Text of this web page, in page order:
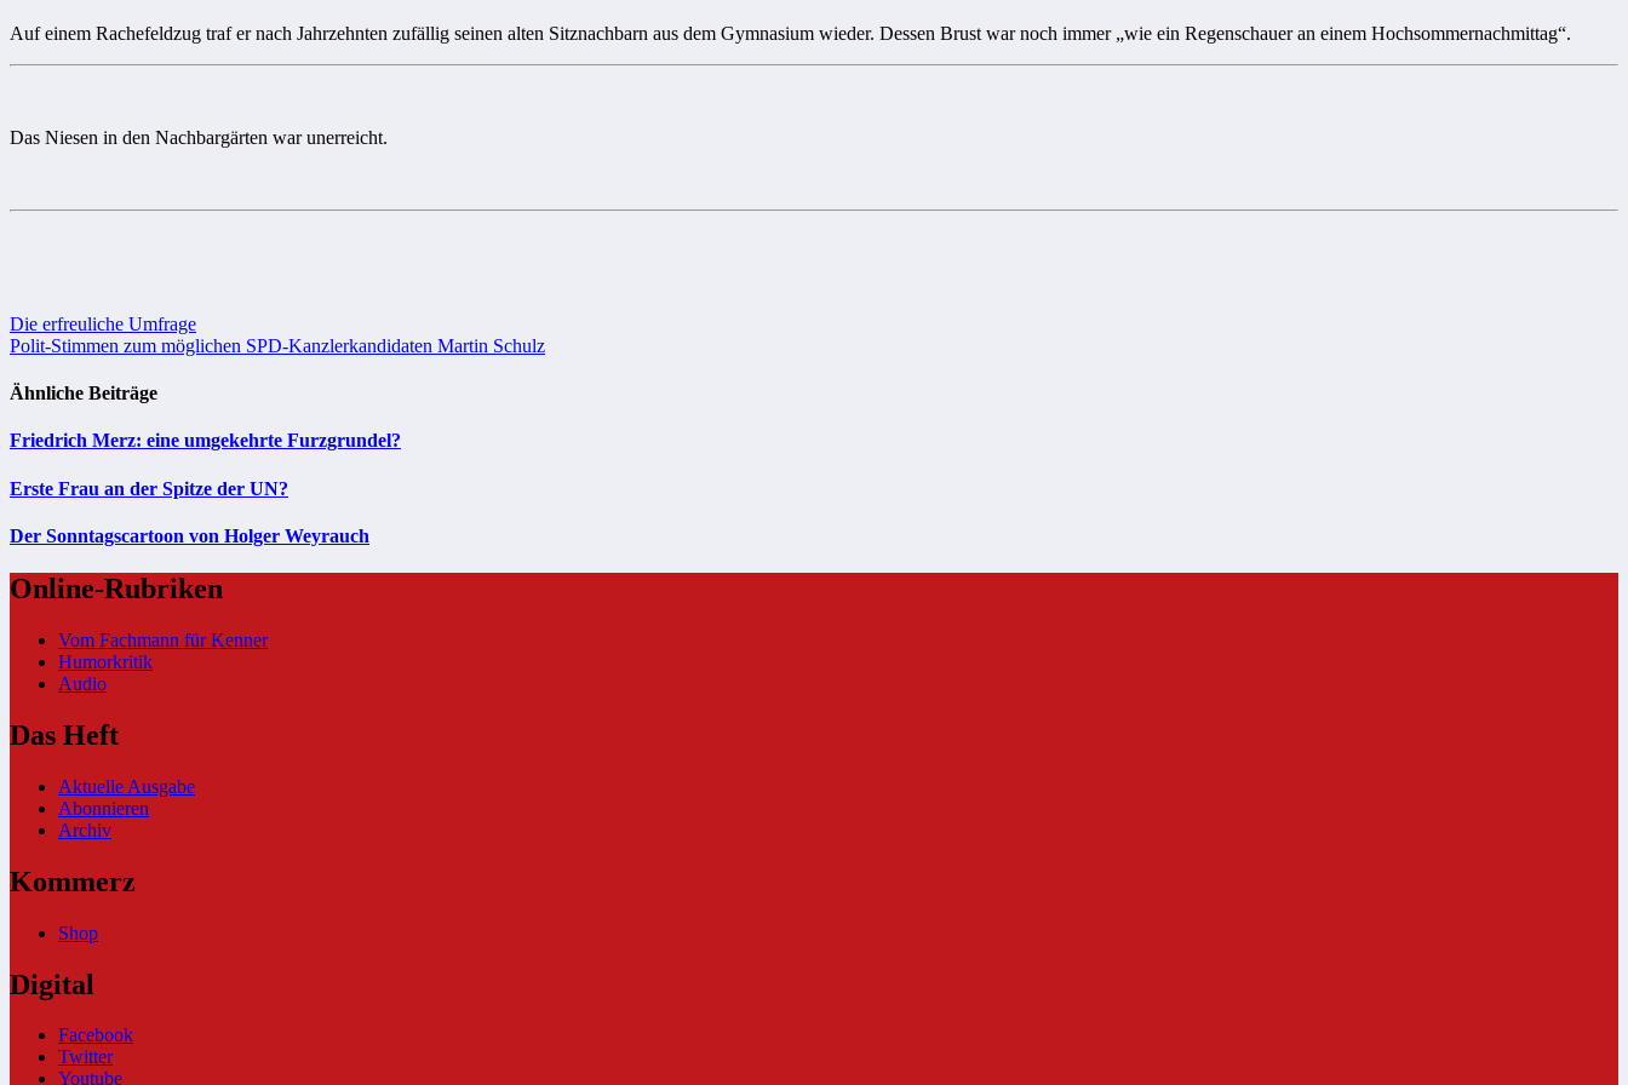
Auf einem Rachefeldzug traf er nach Jahrzehnten zufällig seinen alten Sitznachbarn aus dem Gymnasium wieder. Dessen Brust war noch immer „wie ein Regenschauer an einem Hochsommernachmittag“.
Das Niesen in den Nachbargärten war unerreicht.
Beitragsnavigation
Die erfreuliche Umfrage
Polit-Stimmen zum möglichen SPD-Kanzlerkandidaten Martin Schulz
Ähnliche Beiträge
Friedrich Merz: eine umgekehrte Furzgrundel?
Erste Frau an der Spitze der UN?
Der Sonntagscartoon von Holger Weyrauch
Online-Rubriken
Vom Fachmann für Kenner
Humorkritik
Audio
Das Heft
Aktuelle Ausgabe
Abonnieren
Archiv
Kommerz
Shop
Digital
Facebook
Twitter
Youtube